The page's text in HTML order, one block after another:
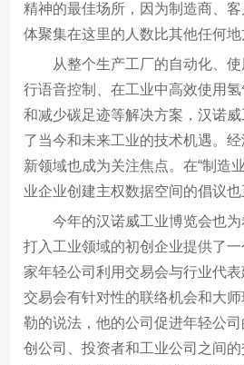
精神的最佳场所，因为制造商、
体聚集在这里的人数比其他任何地
从整个生产工厂的自动化、
行语音控制、在工业中高效使用
和减少碳足迹等解决方案，汉诺
了当今和未来工业的技术机遇。经
新领域也成为关注焦点。在“制造
业企业创建主权数据空间的倡议也
今年的汉诺威工业博览会也
打入工业领域的初创企业提供了
家年轻公司利用交易会与行业代
交易会有针对性的联络机会和大
勒的说法，他的公司促进年轻公司
创公司、投资者和工业公司之间